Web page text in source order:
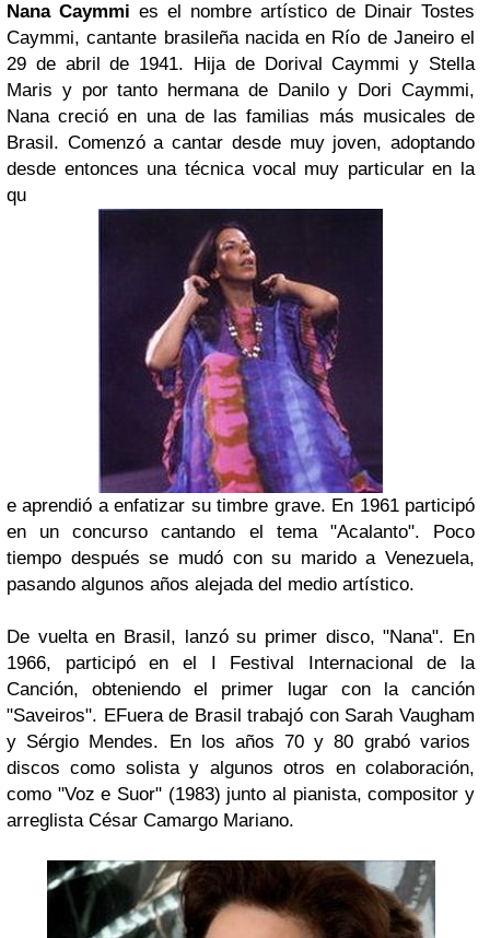
Nana Caymmi es el nombre artístico de Dinair Tostes
Caymmi, cantante brasileña nacida en Río de Janeiroel
29 de abril de 1941. Hija de Dorival Caymmi y Stella
Maris y por tanto hermana de Daniloy Dori Caymmi,
Nanacreció en una de las familias más musicales de
Brasil. Comenzó a cantar desde muy joven, adoptando
desde entonces una técnica vocal muy particular en la
qu
e aprendió a enfatizar su timbre grave. En 1961 participó
en un concurso cantando el tema "Acalanto". Poco
tiempo después se mudó con su marido a Venezuela,
pasando algunos años alejada del medio artístico.
De vuelta en Brasil, lanzó su primer disco,"Nana". En
1966, participó en el I Festival Internacional de la
Canción, obteniendo el primer lugar con la canción
"Saveiros". EFuera de Brasil trabajó con Sarah Vaugham
y Sérgio Mendes. En los años 70 y 80 grabó varios
discos como solista y algunos otros en colaboración,
como "Voz e Suor" (1983) junto al pianista, compositor y
arreglista César Camargo Mariano.